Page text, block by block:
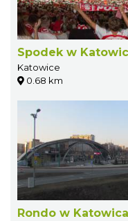
Spodek w
Katowice
0.68 km
Rondo w